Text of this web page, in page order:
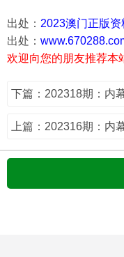
出处： 2023澳门正版资
出处：
欢迎向您的朋友推荐本
下篇：202318期：内
上篇：202316期：内